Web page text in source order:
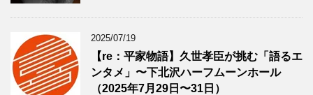
2025/07/19
【re：平家物語】久世孝臣が挑む「語るエ
ンタメ」〜下北沢ハーフムーンホール
（2025年7月29日〜31日）